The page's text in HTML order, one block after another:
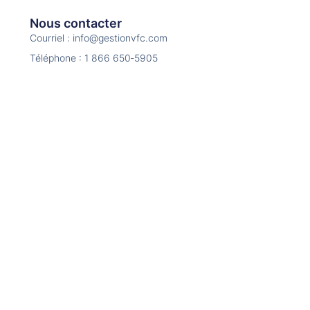
Nous contacter
Courriel : info@gestionvfc.com
Téléphone : 1 866 650‑5905